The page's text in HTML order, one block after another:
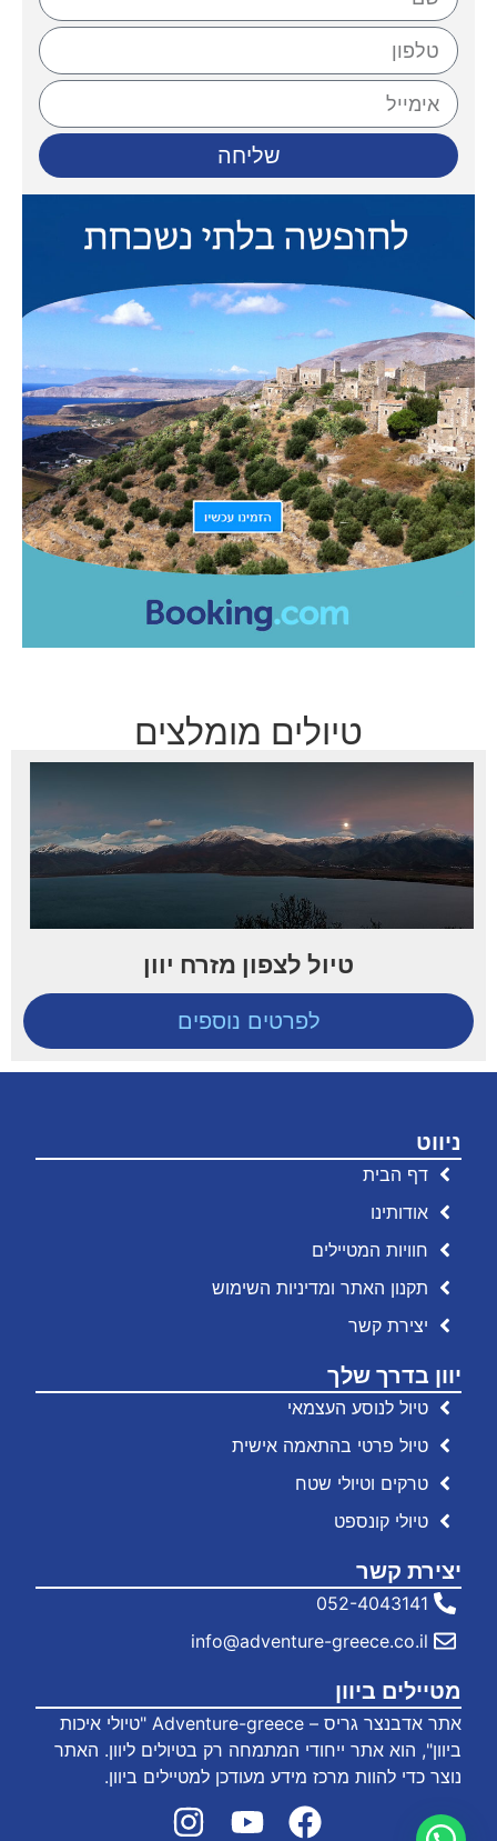
שליחה
טיולים מומלצים
טיול לצפון מזרח יוון
לפרטים נוספים
ניווט
דף הבית
אודותינו
חוויות המטיילים
תקנון האתר ומדיניות השימוש
יצירת קשר
יוון בדרך שלך
טיול לנוסע העצמאי
טיול פרטי בהתאמה אישית
טרקים וטיולי שטח
טיולי קונספט
יצירת קשר
052-4043141
info@adventure-greece.co.il
מטיילים ביוון
אתר אדבנצר גריס – Adventure-greece "טיולי איכות
ביוון", הוא אתר ייחודי המתמחה רק בטיולים ליוון. האתר
נוצר כדי להוות מרכז מידע מעודכן למטיילים ביוון.